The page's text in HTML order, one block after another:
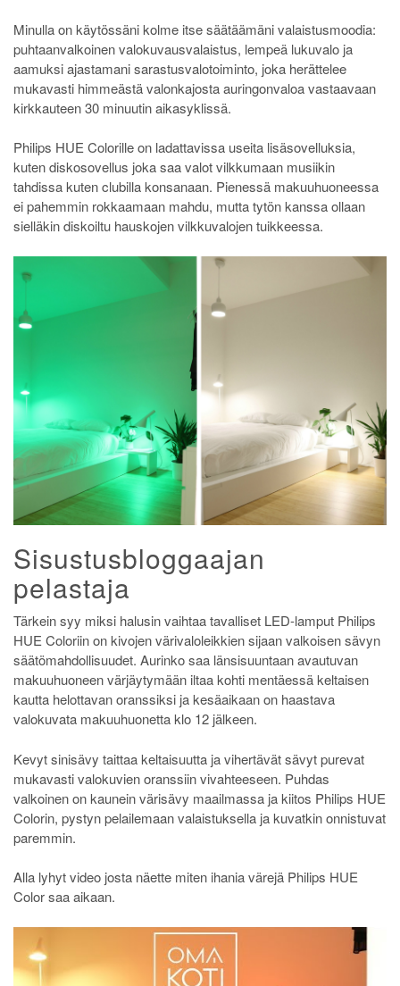
Minulla on käytössäni kolme itse säätäämäni valaistusmoodia:
puhtaanvalkoinen valokuvausvalaistus, lempeä lukuvalo ja
aamuksi ajastamani sarastusvalotoiminto, joka herättelee
mukavasti himmeästä valonkajosta auringonvaloa vastaavaan
kirkkauteen 30 minuutin aikasyklissä.
Philips HUE Colorille on ladattavissa useita lisäsovelluksia,
kuten diskosovellus joka saa valot vilkkumaan musiikin
tahdissa kuten clubilla konsanaan. Pienessä makuuhuoneessa
ei pahemmin rokkaamaan mahdu, mutta tytön kanssa ollaan
sielläkin diskoiltu hauskojen vilkkuvalojen tuikkeessa.
Sisustusbloggaajan
pelastaja
Tärkein syy miksi halusin vaihtaa tavalliset LED-lamput Philips
HUE Coloriin on kivojen värivaloleikkien sijaan valkoisen sävyn
säätömahdollisuudet. Aurinko saa länsisuuntaan avautuvan
makuuhuoneen värjäytymään iltaa kohti mentäessä keltaisen
kautta helottavan oranssiksi ja kesäaikaan on haastava
valokuvata makuuhuonetta klo 12 jälkeen.
Kevyt sinisävy taittaa keltaisuutta ja vihertävät sävyt purevat
mukavasti valokuvien oranssiin vivahteeseen. Puhdas
valkoinen on kaunein värisävy maailmassa ja kiitos Philips HUE
Colorin, pystyn pelailemaan valaistuksella ja kuvatkin onnistuvat
paremmin.
Alla lyhyt video josta näette miten ihania värejä Philips HUE
Color saa aikaan.